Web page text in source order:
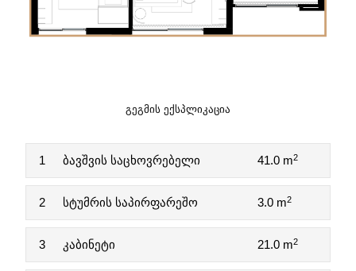
ᲒᲔᲒᲛᲘᲡ ᲔᲥᲡᲞᲚᲘᲙᲐᲪᲘᲐ
1 ბავშვის საცხოვრებელი 41.0 m2
2 სტუმრის საპირფარეშო 3.0 m2
3 კაბინეტი 21.0 m2